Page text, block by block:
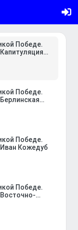
Победе.
Победе.
операция
Победе.
Кожедуб
Победе.